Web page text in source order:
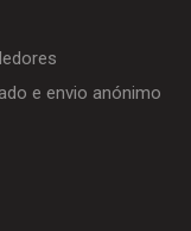
e envio anónimo